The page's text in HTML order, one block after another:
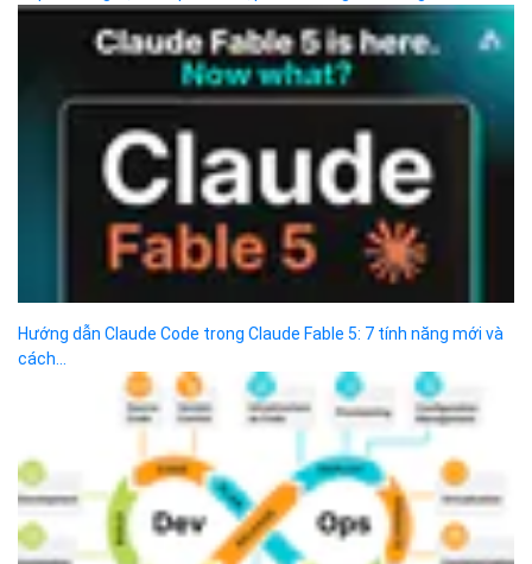
10 công cụ CI/CD hàng đầu mà mọi kỹ sư DevOps nên biết trong...
12 kỹ năng các DevOps Engineer có thể sẽ cần năm 2026
12 công cụ CLI giúp tăng tốc workflow cho Devops
7 bí mật về Kubernetes mà mọi DevOps Engineer muốn biết trong
Giới thiệu 15 Container Docker Tốt Nhất Để Self-Host cho 1 Set
Danh mục
Kiến thức cơ bản